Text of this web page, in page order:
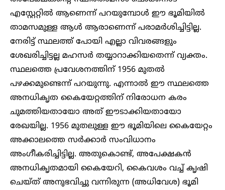
എസ്റ്റേറ്റിൽ ആണെന്ന് പറയുമ്പോൾ ഈ ഭൂമിയിൽ
താമസമുള്ള ആൾ ആരാണെന്ന് പരാമർശിച്ചിട്ടില്ല.
നേരിട്ട് സ്ഥലത്ത് പോയി എല്ലാ വിവരങ്ങളും
ശേഖരിച്ചിട്ടല്ല മഹസർ തയ്യാറാക്കിയതെന്ന് വ്യക്തം.
സ്ഥലത്തെ പ്രവേശനത്തിന് 1956 മുതൽ
പഴക്കമുണ്ടെന്ന് പറയുന്നു. എന്നാൽ ഈ സ്ഥലത്തെ
അനധികൃത കൈയേറ്റത്തിന് നിരോധന കരം
ചുമത്തിയതായോ അത് ഈടാക്കിയതായോ
രേഖയില്ല. 1956 മുതലുള്ള ഈ ഭൂമിയിലെ കൈയേറ്റം
അക്കാലത്തെ സർക്കാർ സംവിധാനം
അംഗീകരിച്ചിട്ടില്ല. അതുകൊണ്ട്, അപേക്ഷകൻ
അനധികൃതമായി കൈയേറി, കൈവശം വച്ച് കൃഷി
ചെയ്ത് അനുഭവിച്ചു വന്നിരുന്ന (അധിവേശ) ഭൂമി